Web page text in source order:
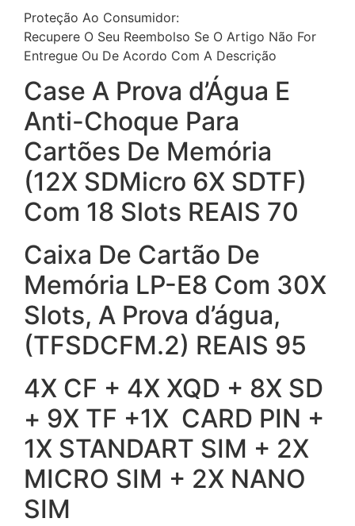
Proteção Ao Consumidor:
Recupere O Seu Reembolso Se O Artigo Não For
Entregue Ou De Acordo Com A Descrição
Case A Prova d’Água E
Anti-Choque Para
Cartões De Memória
(12X SDMicro 6X SDTF)
Com 18 Slots REAIS 70
Caixa De Cartão De
Memória LP-E8 Com 30X
Slots, A Prova d’água,
(TFSDCFM.2) REAIS 95
4X CF + 4X XQD + 8X SD
+ 9X TF +1X CARD PIN +
1X STANDART SIM + 2X
MICRO SIM + 2X NANO
SIM